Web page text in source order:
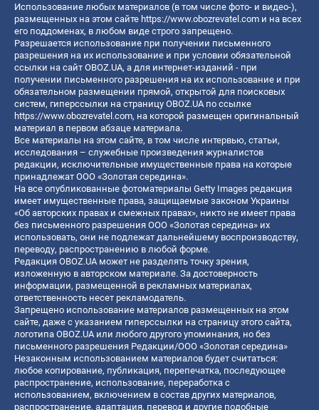
Использование любых материалов (в том числе фото- и видео-),
размещенных на этом сайте https://www.obozrevatel.com и на всех
его поддоменах, в любом виде строго запрещено.
Разрешается использование при получении письменного
разрешения на их использование и при условии обязательной
ссылки на сайт OBOZ.UA, а для интернет-изданий - при
получении письменного разрешения на их использование и при
обязательном размещении прямой, открытой для поисковых
систем, гиперссылки на страницу OBOZ.UA по ссылке
https://www.obozrevatel.com, на которой размещен оригинальный
материал в первом абзаце материала.
Все материалы на этом сайте, в том числе интервью, статьи,
исследования – служебные произведения журналистов
редакции, исключительные имущественные права на которые
принадлежат ООО «Золотая середина».
На все опубликованные фотоматериалы Getty Images редакция
имеет имущественные права, защищаемые законом Украины
«Об авторских правах и смежных правах», никто не имеет права
без письменного разрешения ООО «Золотая середина» их
использовать, они не подлежат дальнейшему воспроизводству,
переводу, распространению в любой форме.
Редакция OBOZ.UA может не разделять точку зрения,
изложенную в авторском материале. За достоверность
информации, размещенной в рекламных материалах,
ответственность несет рекламодатель.
Запрещено использование материалов размещенных на этом
сайте, даже с указанием гиперссылки на страницу этого сайта,
логотипа OBOZ.UA или любого другого упоминания, но без
письменного разрешения Редакции/ООО «Золотая середина»
Незаконным использованием материалов будет считаться:
любое копирование, публикация, перепечатка, последующее
распространение, использование, переработка с
использованием, включением в состав других материалов,
распространение, адаптация, перевод и другие подобные